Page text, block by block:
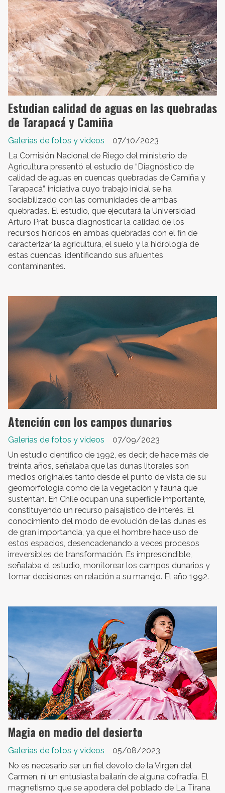
Estudian calidad de aguas en las quebradas
de Tarapacá y Camiña
Galerías de fotos y videos
07/10/2023
La Comisión Nacional de Riego del ministerio de
Agricultura presentó el estudio de “Diagnóstico de
calidad de aguas en cuencas quebradas de Camiña y
Tarapacá”, iniciativa cuyo trabajo inicial se ha
sociabilizado con las comunidades de ambas
quebradas. El estudio, que ejecutará la Universidad
Arturo Prat, busca diagnosticar la calidad de los
recursos hídricos en ambas quebradas con el fin de
caracterizar la agricultura, el suelo y la hidrología de
estas cuencas, identificando sus afluentes
contaminantes.
Atención con los campos dunarios
Galerías de fotos y videos
07/09/2023
Un estudio científico de 1992, es decir, de hace más de
treinta años, señalaba que las dunas litorales son
medios originales tanto desde el punto de vista de su
geomorfología como de la vegetación y fauna que
sustentan. En Chile ocupan una superficie importante,
constituyendo un recurso paisajístico de interés. El
conocimiento del modo de evolución de las dunas es
de gran importancia, ya que el hombre hace uso de
estos espacios, desencadenando a veces procesos
irreversibles de transformación. Es imprescindible,
señalaba el estudio, monitorear los campos dunarios y
tomar decisiones en relación a su manejo. El año 1992.
Magia en medio del desierto
Galerías de fotos y videos
05/08/2023
No es necesario ser un fiel devoto de la Virgen del
Carmen, ni un entusiasta bailarín de alguna cofradía. El
magnetismo que se apodera del poblado de La Tirana